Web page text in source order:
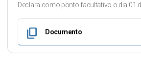
Declara como ponto facultativo o dia 01
content_copy Documento